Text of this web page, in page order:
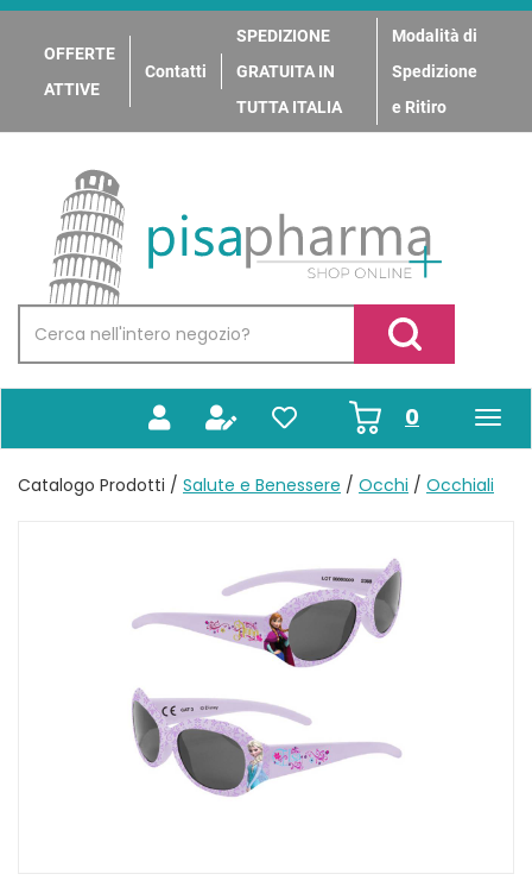
Passa
contenuto
principale
OFFERTE
ATTIVE
Contatti
SPEDIZIONE
GRATUITA IN
TUTTA ITALIA
Modalità di
Spedizione
e Ritiro
PisaPharma
Prodotto
Cerca Prodotto
0prodotti
inseriti
Catalogo Prodotti / Salute e Benessere / Occhi / Occhiali